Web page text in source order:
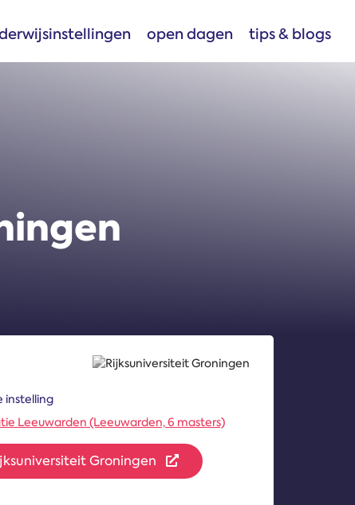
open dagen tips & blogs
instelling
Leeuwarden (Leeuwarden, 6 masters)
Groningen